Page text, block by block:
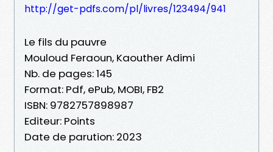
http://get-pdfs.com/pl/livres/123494/941
Le fils du pauvre
Mouloud Feraoun, Kaouther Adimi
Nb. de pages: 145
Format: Pdf, ePub, MOBI, FB2
ISBN: 9782757898987
Editeur: Points
Date de parution: 2023